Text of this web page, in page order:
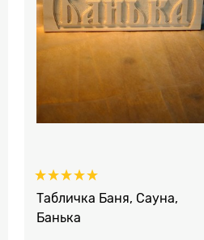
Табличка Баня, Сауна,
Банька